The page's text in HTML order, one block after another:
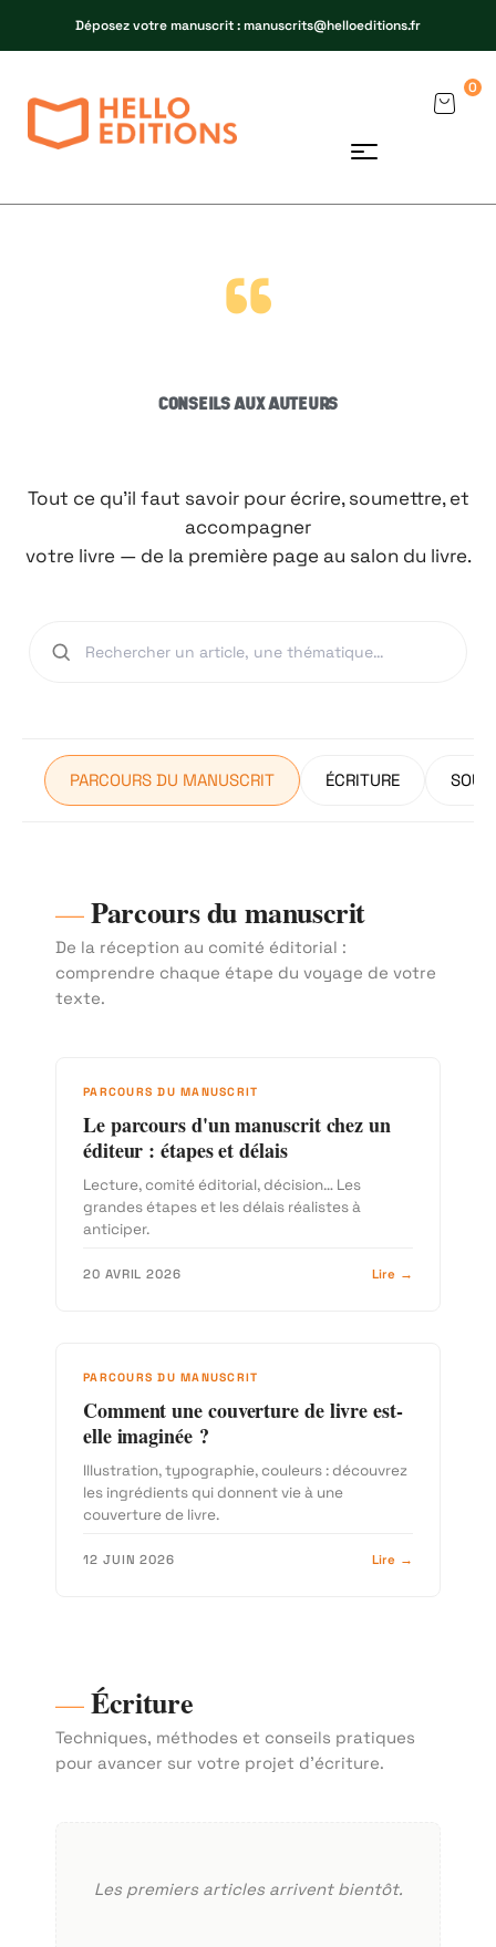
Déposez votre manuscrit : manuscrits@helloeditions.fr
0
“
CONSEILS AUX AUTEURS
Tout ce qu'il faut savoir pour écrire, soumettre, et
accompagner
votre livre — de la première page au salon du livre.
PARCOURS DU MANUSCRIT ÉCRITURE
Parcours du manuscrit
De la réception au comité éditorial :
comprendre chaque étape du voyage de votre
texte.
PARCOURS DU MANUSCRIT
Le parcours d'un manuscrit chez un
éditeur : étapes et délais
Lecture, comité éditorial, décision… Les
grandes étapes et les délais réalistes à
anticiper.
20 AVRIL 2026 Lire →
PARCOURS DU MANUSCRIT
Comment une couverture de livre est-
elle imaginée ?
Illustration, typographie, couleurs : découvrez
les ingrédients qui donnent vie à une
couverture de livre.
12 JUIN 2026 Lire →
Écriture
Techniques, méthodes et conseils pratiques
pour avancer sur votre projet d'écriture.
Les premiers articles arrivent bientôt.